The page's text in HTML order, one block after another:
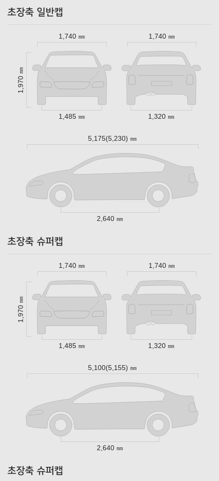
초장축 일반캡
1,740 ㎜ 1,740 ㎜
1,970 ㎜
1,485 ㎜ 1,320 ㎜
5,175(5,230) ㎜
2,640 ㎜
초장축 슈퍼캡
1,740 ㎜ 1,740 ㎜
1,970 ㎜
1,485 ㎜ 1,320 ㎜
5,100(5,155) ㎜
2,640 ㎜
초장축 슈퍼캡